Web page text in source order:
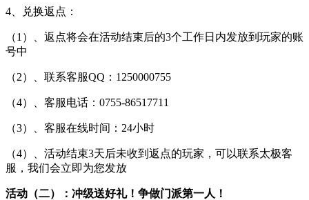
4、兑换返点：
（1）、返点将会在活动结束后的3个工作日内发放到玩家的账
号中
（2）、联系客服QQ：1250000755
（4）、客服电话：0755-86517711
（3）、客服在线时间：24小时
（4）、活动结束3天后未收到返点的玩家，可以联系太极客
服，我们会立即为您发放
活动（二）：冲级送好礼！争做门派第一人！